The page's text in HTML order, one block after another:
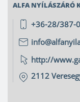
ALFA NYÍLÁSZÁRÓ
+36-28/387-
http://
2112